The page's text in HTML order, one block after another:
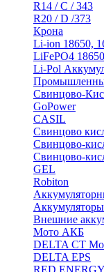
R14 / C / 343
R20 / D /373
Крона
Li-ion 18650,
LiFePO4
Li-Pol
Свинцово-
GoPower
CASIL
Свинцово
Cвинцово-
Cвинцово-
GEL
Robiton
Внешние
Мото АКБ
DELTA CT
DELTA EPS
RED